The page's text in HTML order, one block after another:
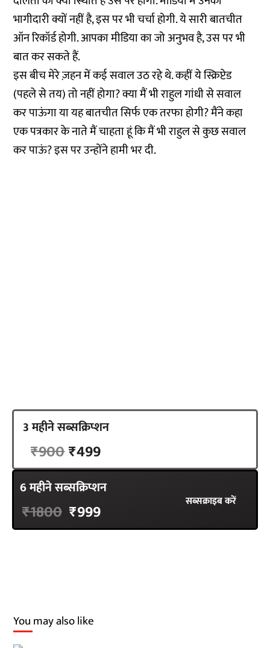
भागीदारी क्यों नहीं है, इस पर भी चर्चा होगी. ये सारी बातचीत
ऑन रिकॉर्ड होगी. आपका मीडिया का जो अनुभव है, उस पर भी
बात कर सकते हैं.
इस बीच मेरे ज़हन में कई सवाल उठ रहे थे. कहीं ये स्क्रिप्टेड
(पहले से तय) तो नहीं होगा? क्या मैं भी राहुल गांधी से सवाल
कर पाऊंगा या यह बातचीत सिर्फ एक तरफा होगी? मैंने कहा
एक पत्रकार के नाते मैं चाहता हूं कि मैं भी राहुल से कुछ सवाल
कर पाऊं? इस पर उन्होंने हामी भर दी.
3 महीने सब्सक्रिप्शन
₹900₹499
6 महीने सब्सक्रिप्शन
₹1800 ₹999 सब्सक्राइब करें
You may also like